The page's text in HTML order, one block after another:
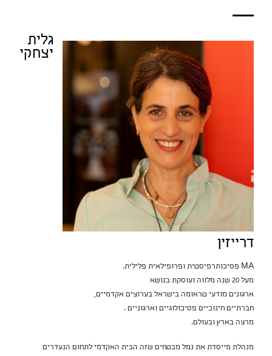
גלית
יצחקי
דרייזין
MA פסיכותרפיסטית ופרופילאית פלילית.
מעל 20 שנה מלווה ועוסקת בנושא
ארגונים מודעי טראומה בישראל בערוצים אקדמיים,
חברתיים חינוכיים פסיכולוגיים וארגוניים .
מרצה בארץ ובעולם.
מנהלת מייסדת את נמל מבטחים שזה הבית האקדמי לתחום הנעדרים